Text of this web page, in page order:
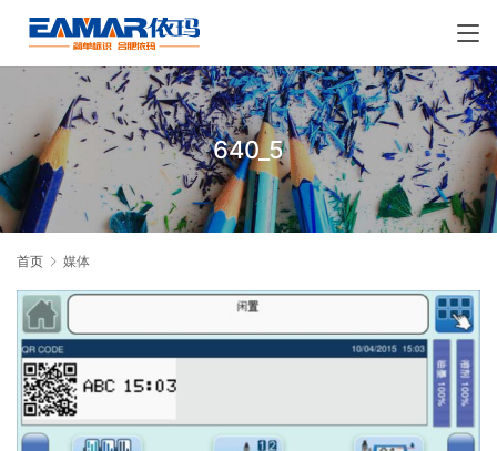
640_5
首页 媒体